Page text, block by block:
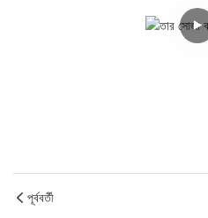
পূর্ববর্তী